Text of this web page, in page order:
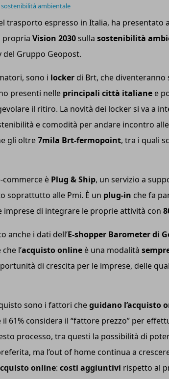
ambientale
trasporto espresso in Italia, ha presentato
propria Vision 2030sulla sostenibilità
Gruppo Geopost.
sono i locker di Brt, che
presenti nelle principali città italiane e
il ritiro. La novità dei locker si va a
e comodità per andare incontro
gli oltre7mila Brt-fermopoint, tra i quali
commerce è Plug & Ship, un servizio a
soprattutto alle Pmi. È un plug-in che fa
imprese di integrare le proprie attività con
anche i dati dell’E-shopper Barometer di
l’acquisto online è una modalità
di crescita per le imprese, delle
sono i fattori cheguidano l’acquisto
61% considera il “fattore prezzo” per
processo, tra questi la possibilità di
ma l’out of home continua a
online: costi aggiuntivi rispetto al